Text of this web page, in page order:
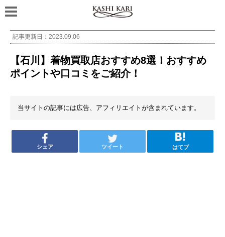
記事更新日： 2023.09.06
【石川】着物買取店おすすめ8選！おすすめ
ポイントや口コミをご紹介！
当サイトの記事には広告、アフィリエイトが含まれています。
シェア ツイート はてブ